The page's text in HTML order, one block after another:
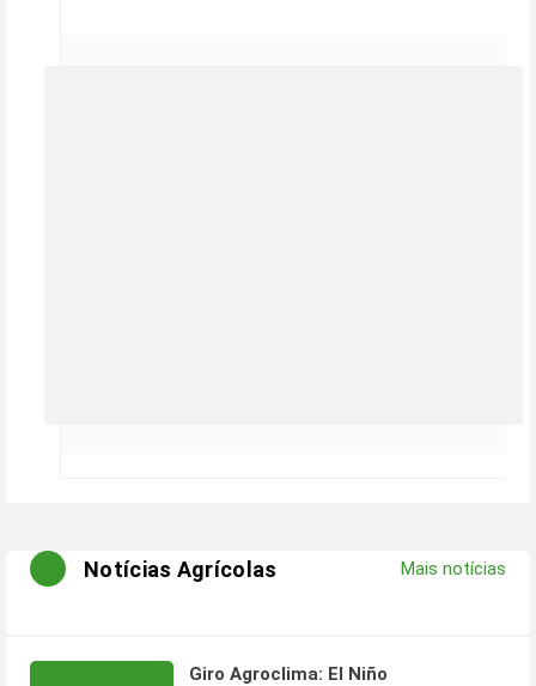
Notícias Agrícolas Mais notícias
Giro Agroclima: El Niño